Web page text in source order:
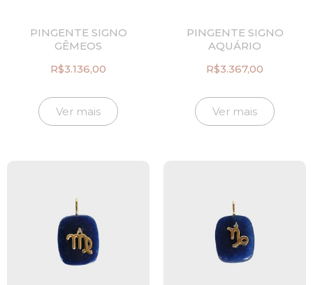
PINGENTE SIGNO
GÊMEOS
R$3.136,00
Ver mais
PINGENTE SIGNO
AQUÁRIO
R$3.367,00
Ver mais